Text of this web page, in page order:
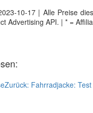
10-17 | Alle Preise
Advertising API. | * =
Zurück: Fahrradjacke: